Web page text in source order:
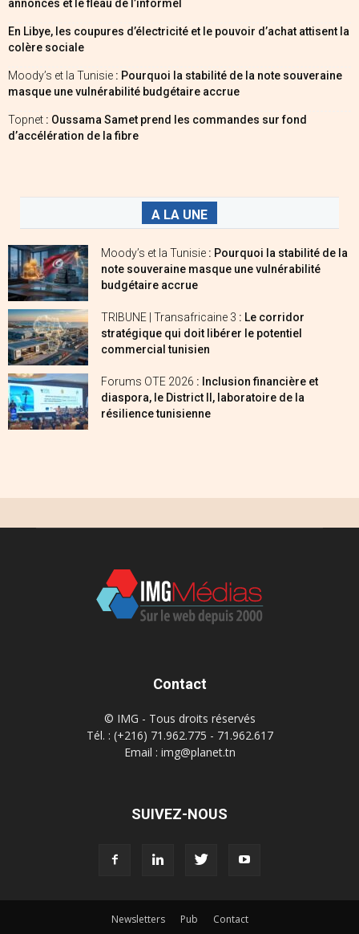
annonces et le fléau de l’informel
En Libye, les coupures d’électricité et le pouvoir d’achat attisent la
colère sociale
Moody’s et la Tunisie : Pourquoi la stabilité de la note souveraine
masque une vulnérabilité budgétaire accrue
Topnet : Oussama Samet prend les commandes sur fond
d’accélération de la fibre
A LA UNE
Moody’s et la Tunisie : Pourquoi la stabilité de la
note souveraine masque une vulnérabilité
budgétaire accrue
TRIBUNE | Transafricaine 3 : Le corridor
stratégique qui doit libérer le potentiel
commercial tunisien
Forums OTE 2026 : Inclusion financière et
diaspora, le District II, laboratoire de la
résilience tunisienne
Contact
© IMG - Tous droits réservés
Tél. : (+216) 71.962.775 - 71.962.617
Email : img@planet.tn
SUIVEZ-NOUS
Newsletters Pub Contact